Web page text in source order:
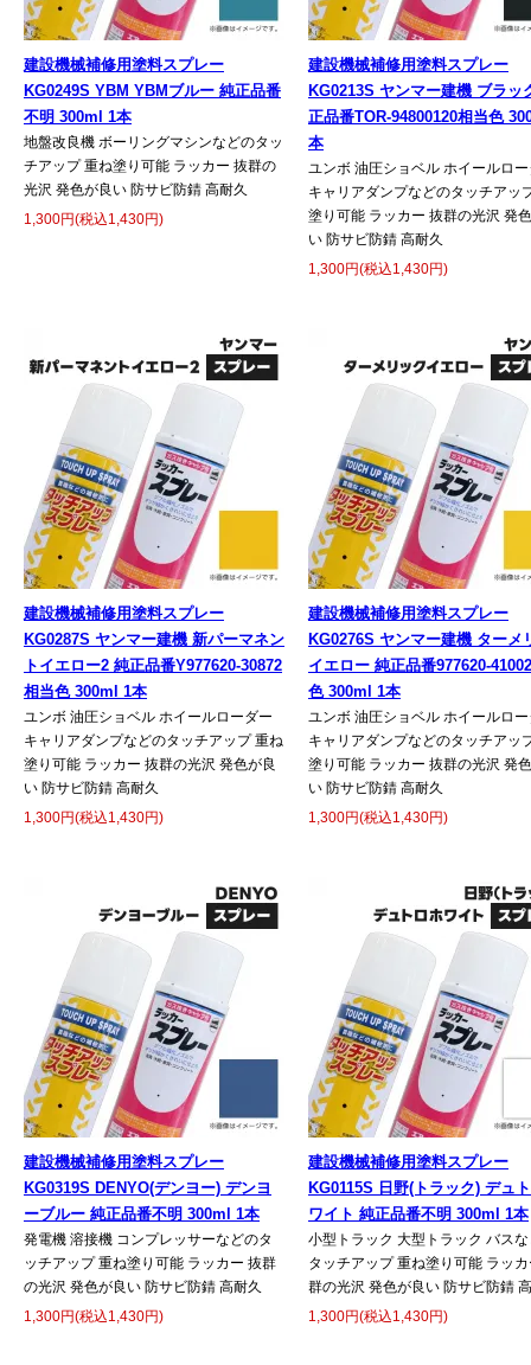
建設機械補修用塗料スプレー
KG0249S YBM YBMブルー 純正品番
不明 300ml 1本
地盤改良機 ボーリングマシンなどのタッ
チアップ 重ね塗り可能 ラッカー 抜群の
光沢 発色が良い 防サビ防錆 高耐久
1,300円(税込1,430円)
建設機械補修用塗料スプレー
KG0213S ヤンマー建機 ブラッ
正品番TOR-94800120相当色
本
ユンボ 油圧ショベル ホイールロ
キャリアダンプなどのタッチアッ
塗り可能 ラッカー 抜群の光沢 発
い 防サビ防錆 高耐久
1,300円(税込1,430円)
建設機械補修用塗料スプレー
KG0287S ヤンマー建機 新パーマネン
トイエロー2 純正品番Y977620-30872
相当色 300ml 1本
ユンボ 油圧ショベル ホイールローダー
キャリアダンプなどのタッチアップ 重ね
塗り可能 ラッカー 抜群の光沢 発色が良
い 防サビ防錆 高耐久
1,300円(税込1,430円)
建設機械補修用塗料スプレー
KG0276S ヤンマー建機 ターメ
イエロー 純正品番977620-
色 300ml 1本
ユンボ 油圧ショベル ホイールロ
キャリアダンプなどのタッチアッ
塗り可能 ラッカー 抜群の光沢 発
い 防サビ防錆 高耐久
1,300円(税込1,430円)
建設機械補修用塗料スプレー
KG0319S DENYO(デンヨー) デンヨ
ーブルー 純正品番不明 300ml 1本
発電機 溶接機 コンプレッサーなどのタ
ッチアップ 重ね塗り可能 ラッカー 抜群
の光沢 発色が良い 防サビ防錆 高耐久
1,300円(税込1,430円)
建設機械補修用塗料スプレー
KG0115S 日野(トラック) デュ
ワイト 純正品番不明 300ml 1本
小型トラック 大型トラック バス
タッチアップ 重ね塗り可能 ラッ
群の光沢 発色が良い 防サビ防錆
1,300円(税込1,430円)